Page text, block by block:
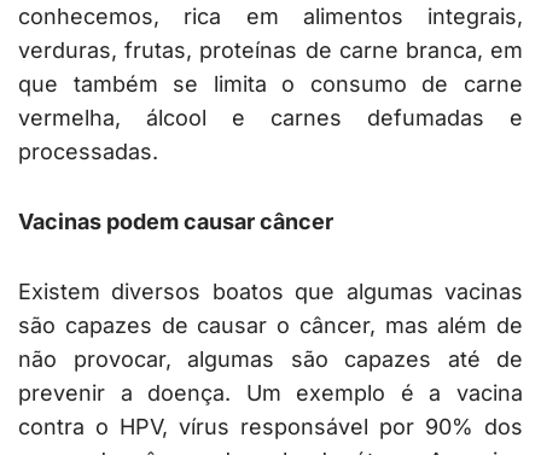
conhecemos, rica em alimentos integrais,
verduras, frutas, proteínas de carne branca, em
que também se limita o consumo de carne
vermelha, álcool e carnes defumadas e
processadas.
Vacinas podem causar câncer
Existem diversos boatos que algumas vacinas
são capazes de causar o câncer, mas além de
não provocar, algumas são capazes até de
prevenir a doença. Um exemplo é a vacina
contra o HPV, vírus responsável por 90% dos